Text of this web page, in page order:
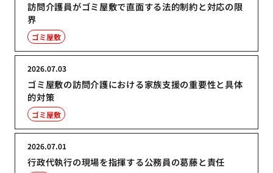
訪問介護員がゴミ屋敷で直面する法的制約と対応の限
界
ゴミ屋敷
ゴミ屋敷の訪問介護における家族支援の重要性と具体
的対策
2026.07.03
ゴミ屋敷
行政代執行の現場を指揮する公務員の葛藤と責任
2026.07.01